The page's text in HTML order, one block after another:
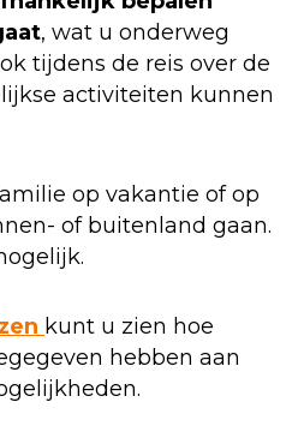
, wat u onderweg
tijdens de reis over de
activiteiten kunnen
op vakantie of op
of buitenland gaan.
kunt u zien hoe
hebben aan